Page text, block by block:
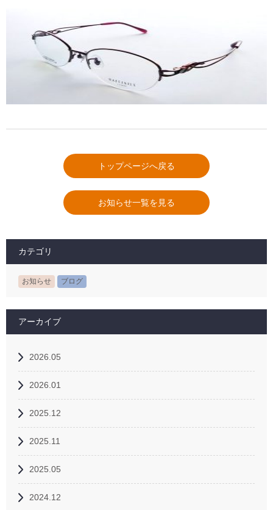
トップページへ戻る
お知らせ一覧を見る
カテゴリ
お知らせ ブログ
アーカイブ
2026.05
2026.01
2025.12
2025.11
2025.05
2024.12